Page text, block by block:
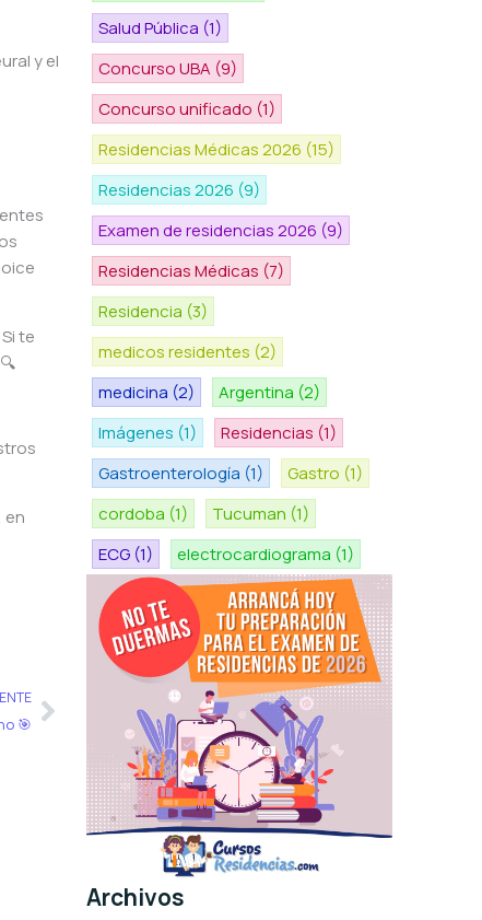
y el
te
en
🎯
Siguiente
Salud Pública (1)
Concurso UBA (9)
Concurso unificado (1)
Residencias Médicas 2026 (15)
Residencias 2026 (9)
Examen de residencias 2026 (9)
Residencias Médicas (7)
Residencia (3)
medicos residentes (2)
medicina (2) Argentina (2)
Imágenes (1) Residencias (1)
Gastroenterología (1) Gastro (1)
cordoba (1) Tucuman (1)
ECG (1) electrocardiograma (1)
Archivos